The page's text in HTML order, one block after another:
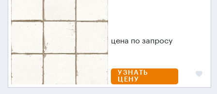
цена по запросу
УЗНАТЬ
ЦЕНУ